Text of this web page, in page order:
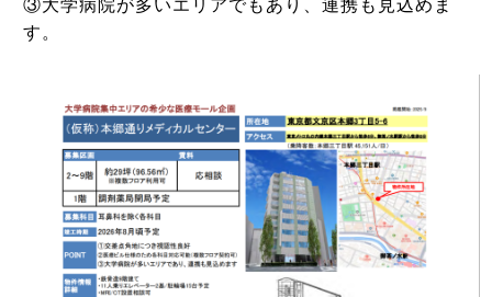
③大学病院が多いエリアでもあり、連携も見込めま
す。